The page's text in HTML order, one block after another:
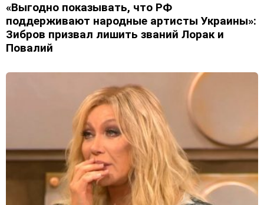
«Выгодно показывать, что РФ
поддерживают народные артисты Украины»:
Зибров призвал лишить званий Лорак и
Повалий